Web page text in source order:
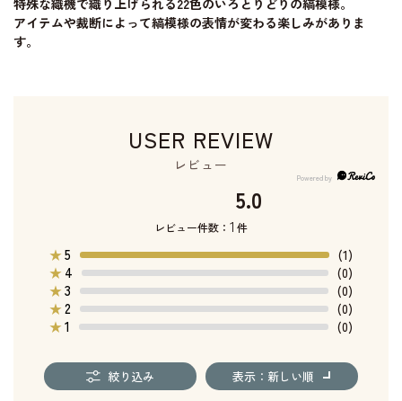
特殊な織機で織り上げられる22色のいろとりどりの縞模様。
アイテムや裁断によって縞模様の表情が変わる楽しみがありま
す。
USER REVIEW
レビュー
5.0
レビュー件数： 1 件
★5
(1)
★ 4
(0)
★3
(0)
★2
(0)
★1 (0)
絞り込み 表示：新しい順